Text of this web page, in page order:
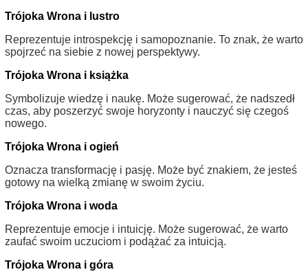
Trójoka Wrona i lustro
Reprezentuje introspekcję i samopoznanie. To znak, że warto
spojrzeć na siebie z nowej perspektywy.
Trójoka Wrona i książka
Symbolizuje wiedzę i naukę. Może sugerować, że nadszedł
czas, aby poszerzyć swoje horyzonty i nauczyć się czegoś
nowego.
Trójoka Wrona i ogień
Oznacza transformację i pasję. Może być znakiem, że jesteś
gotowy na wielką zmianę w swoim życiu.
Trójoka Wrona i woda
Reprezentuje emocje i intuicję. Może sugerować, że warto
zaufać swoim uczuciom i podążać za intuicją.
Trójoka Wrona i góra